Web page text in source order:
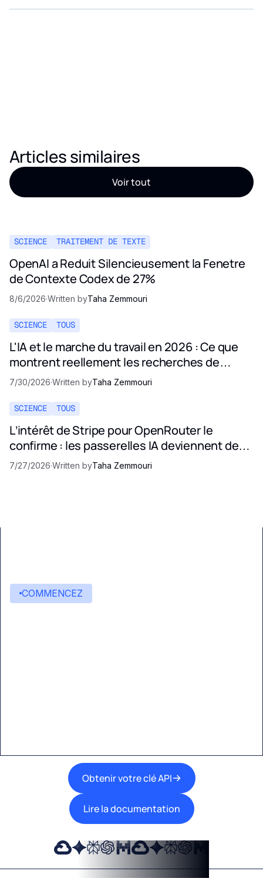
tests et limite les intégrations à maintenir.
Articles similaires
Voir tout
SCIENCE TRAITEMENT DE TEXTE
OpenAI a Reduit Silencieusement la Fenetre
de Contexte Codex de 27%
8/6/2026·Written byTaha Zemmouri
SCIENCE TOUS
L'IA et le marche du travail en 2026 : Ce que
montrent reellement les recherches de
Stanford
7/30/2026·Written byTaha Zemmouri
SCIENCE TOUS
L’intérêt de Stripe pour OpenRouter le
confirme : les passerelles IA deviennent des
infrastructures critiques
7/27/2026·Written byTaha Zemmouri
COMMENCEZ
Obtenir votre clé API
Lire la documentation